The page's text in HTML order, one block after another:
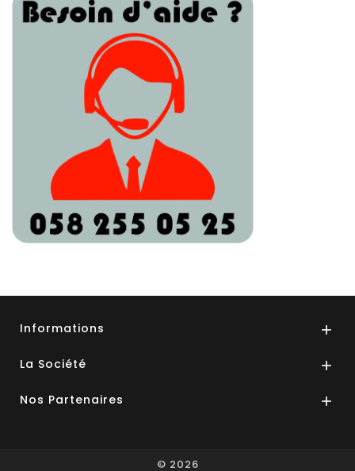
Informations 
La Société 
Nos Partenaires 
© 2026